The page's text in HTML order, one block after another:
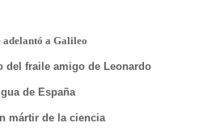
adelantó a Galileo
del fraile amigo de Leonardo
de España
mártir de la ciencia